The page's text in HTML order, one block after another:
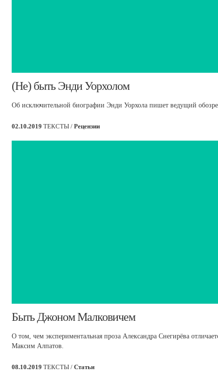
​(Не) быть Энди Уорхолом
Об исключительной биографии Энди Уорхола пишет ведущий
02.10.2019 ТЕКСТЫ / Рецензии
​Быть Джоном Малковичем
О том, чем экспериментальная проза Александра Снегирёва
Максим Алпатов.
08.10.2019 ТЕКСТЫ / Статьи